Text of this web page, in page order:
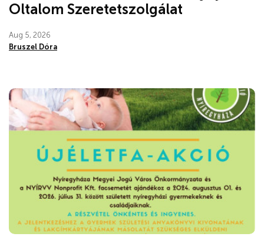
Oltalom Szeretetszolgálat
Aug 5, 2026
Bruszel Dóra